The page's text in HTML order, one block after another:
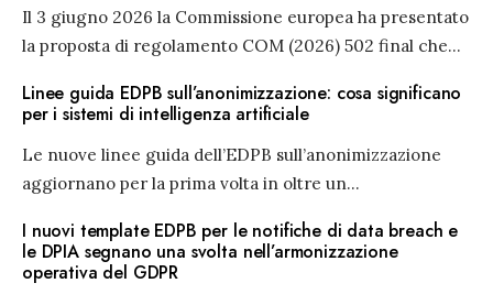
Il 3 giugno 2026 la Commissione europea ha presentato
la proposta di regolamento COM (2026) 502 final che...
Linee guida EDPB sull’anonimizzazione: cosa significano
per i sistemi di intelligenza artificiale
Le nuove linee guida dell’EDPB sull’anonimizzazione
aggiornano per la prima volta in oltre un...
I nuovi template EDPB per le notifiche di data breach e
le DPIA segnano una svolta nell’armonizzazione
operativa del GDPR